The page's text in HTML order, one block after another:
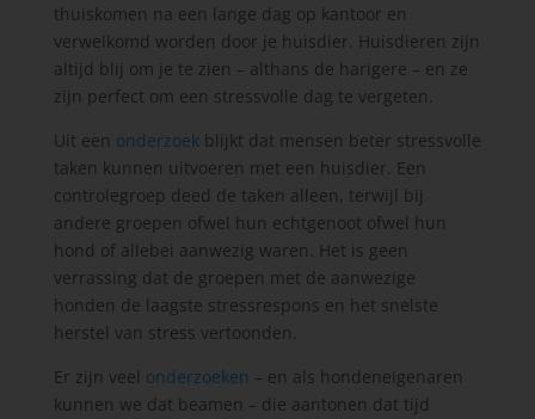
thuiskomen na een lange dag op kantoor en
verwelkomd worden door je huisdier. Huisdieren zijn
altijd blij om je te zien – althans de harigere – en ze
zijn perfect om een stressvolle dag te vergeten.
Uit een onderzoekblijkt dat mensen beter stressvolle
taken kunnen uitvoeren met een huisdier. Een
controlegroep deed de taken alleen, terwijl bij
andere groepen ofwel hun echtgenoot ofwel hun
hond of allebei aanwezig waren. Het is geen
verrassing dat de groepen met de aanwezige
honden de laagste stressrespons en het snelste
herstel van stress vertoonden.
Er zijn veel onderzoeken – en als hondeneigenaren
kunnen we dat beamen – die aantonen dat tijd